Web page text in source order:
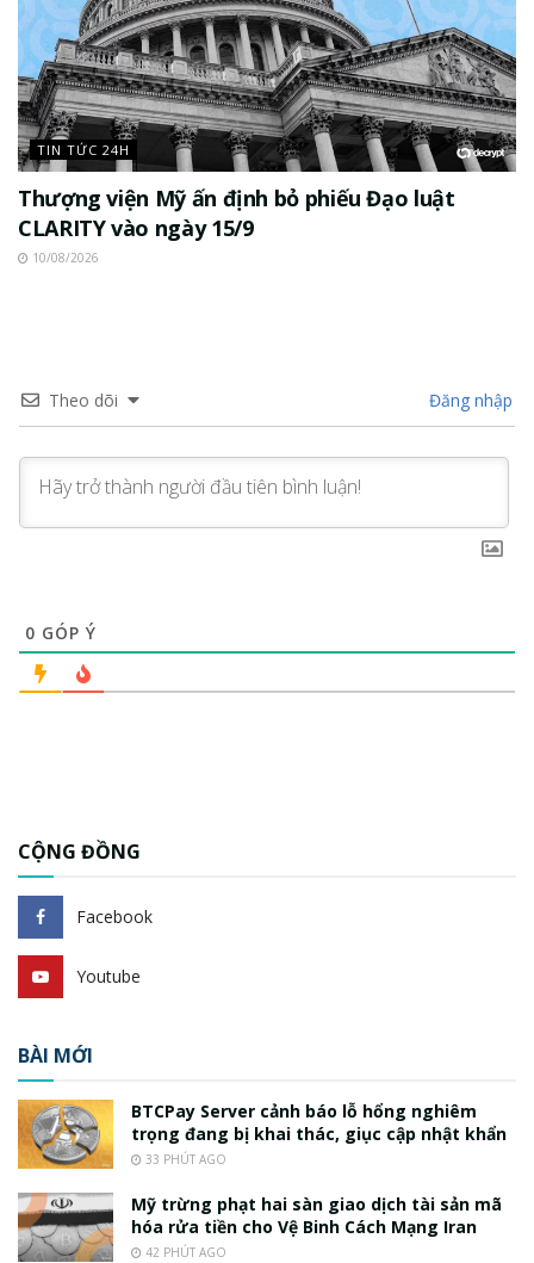
TIN TỨC 24H
Thượng viện Mỹ ấn định bỏ phiếu Đạo luật
CLARITY vào ngày 15/9
10/08/2026
Theo dõi Đăng nhập
0 GÓP Ý
CỘNG ĐỒNG
Facebook
Youtube
BÀI MỚI
BTCPay Server cảnh báo lỗ hổng nghiêm
trọng đang bị khai thác, giục cập nhật khẩn
33 PHÚT AGO
Mỹ trừng phạt hai sàn giao dịch tài sản mã
hóa rửa tiền cho Vệ Binh Cách Mạng Iran
42 PHÚT AGO